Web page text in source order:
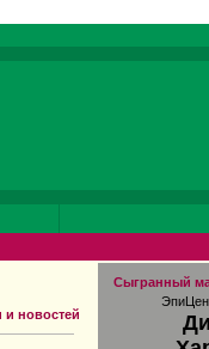
новостей
Сыгранный